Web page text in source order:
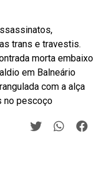
trans e travestis.
morta embaixo
em Balneário
com a alça
no pescoço